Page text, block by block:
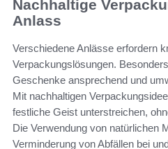
Nachhaltige
Anlass
Verschiedene Anlässe erfordern
Verpackungslösungen.
Geschenke ansprechend und
Mit nachhaltigen
festliche Geist unterstreichen,
Die Verwendung von natürlichen
Verminderung von Abfällen bei